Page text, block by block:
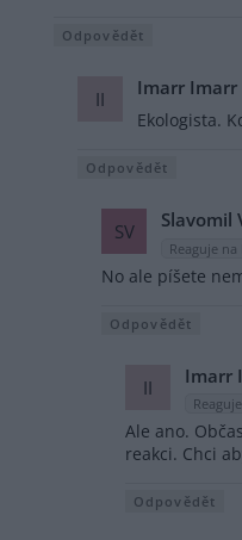
Odpovědět
II Imarr Imarr
Ekologista.
Odpovědět
SV Slavomil
Reaguje
No ale píšete
Odpovědět
II Imarr
Ale ano.
reakci. Chci
Odpovědět